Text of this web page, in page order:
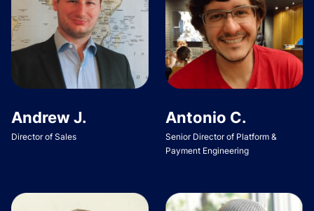
Andrew J.
Director of Sales
Antonio C.
Senior Director of Platform &
Payment Engineering